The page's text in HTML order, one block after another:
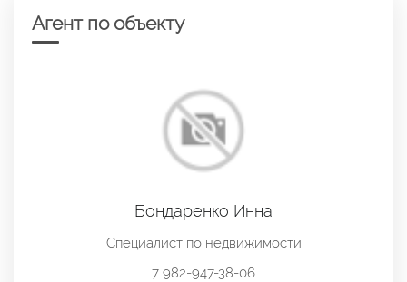
Агент по объекту
Бондаренко Инна
Специалист по недвижимости
7 982-947-38-06